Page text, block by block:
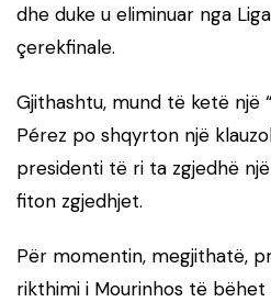
dhe duke u eliminuar nga
çerekfinale.
Gjithashtu, mund të ketë një
Pérez po shqyrton një
presidenti të ri ta zgjedhë
fiton zgjedhjet.
Për momentin, megjithatë,
rikthimi i Mourinhos të